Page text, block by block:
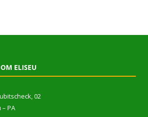
ELISEU
02
PA